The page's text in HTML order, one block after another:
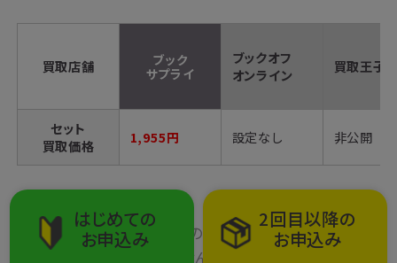
はじめての
お申込み
2回目以降の
お申込み
買取店舗
ブック
サプライ
ブックオフ
オンライン
買取王子
セット
買取価格
1,955円 設定なし 非公開
※2024年12月25日時点の買取価格です。買取価格を
保証するものではありません。